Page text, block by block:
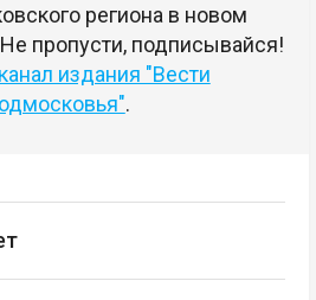
региона в новом
пропусти, подписывайся!
издания "Вести
.